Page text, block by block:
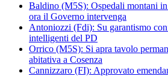
Baldino (M5S): Ospedali montani
ora il Governo intervenga
Antoniozzi (Fdi): Su garantismo
intelligenti del PD
Orrico (M5S): Si apra tavolo
abitativa a Cosenza
Cannizzaro (FI): Approvato